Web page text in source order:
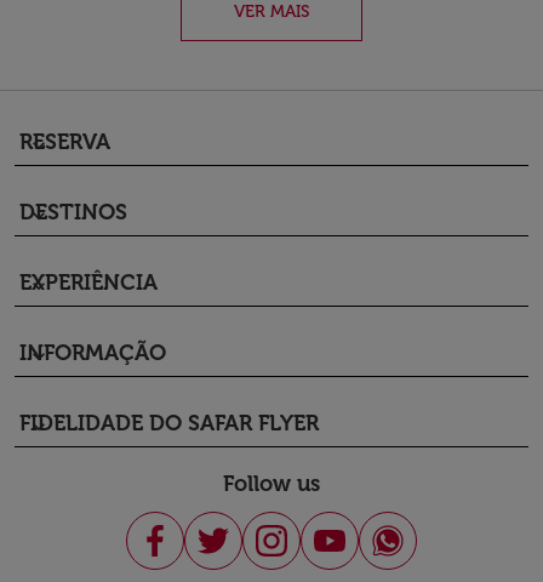
VER MAIS
RESERVA
keyboard_arrow_down
DESTINOS
keyboard_arrow_down
EXPERIÊNCIA
keyboard_arrow_down
INFORMAÇÃO
keyboard_arrow_down
FIDELIDADE DO SAFAR FLYER
keyboard_arrow_down
Follow us